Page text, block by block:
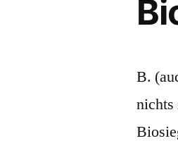
B.
nichts